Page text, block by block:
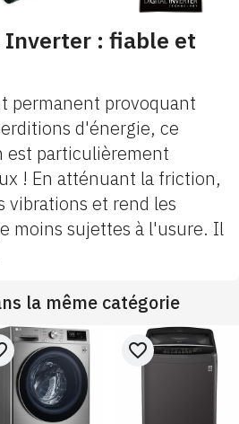
: fiable et
permanent provoquant
d'énergie, ce
est particulièrement
! En atténuant la friction,
vibrations et rend les
moins sujettes à l'usure. Il
la même catégorie
favorite_border